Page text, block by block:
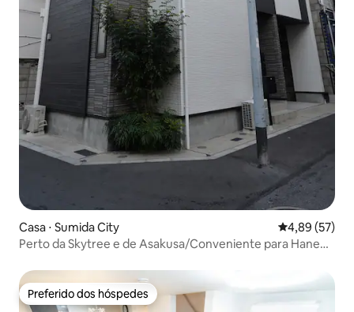
Casa ⋅ Sumida City 4,89 de uma
4,89 (57)
Perto da Skytree e de Asakusa/Conveniente para Haneda
camas
Preferido dos hóspedes
Preferido dos hóspedes